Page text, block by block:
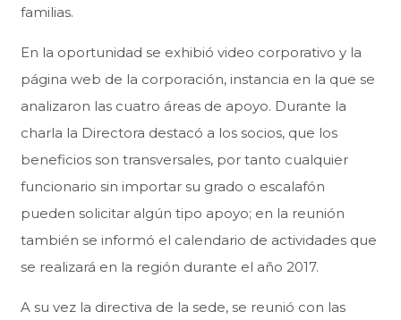
familias.
En la oportunidad se exhibió video corporativo y la
página web de la corporación, instancia en la que se
analizaron las cuatro áreas de apoyo. Durante la
charla la Directora destacó a los socios, que los
beneficios son transversales, por tanto cualquier
funcionario sin importar su grado o escalafón
pueden solicitar algún tipo apoyo; en la reunión
también se informó el calendario de actividades que
se realizará en la región durante el año 2017.
A su vez la directiva de la sede, se reunió con las